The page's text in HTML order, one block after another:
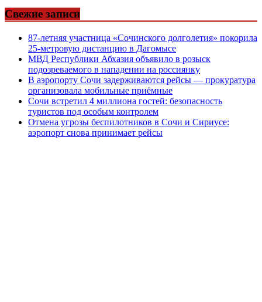
Свежие записи
87-летняя участница «Сочинского долголетия» покорила
25-метровую дистанцию в Дагомысе
МВД Республики Абхазия объявило в розыск
подозреваемого в нападении на россиянку
В аэропорту Сочи задерживаются рейсы — прокуратура
организовала мобильные приёмные
Сочи встретил 4 миллиона гостей: безопасность
туристов под особым контролем
Отмена угрозы беспилотников в Сочи и Сириусе:
аэропорт снова принимает рейсы